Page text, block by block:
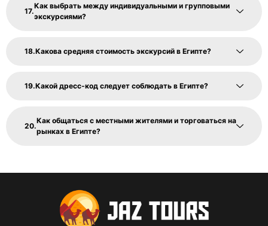
Как выбрать между индивидуальными и групповыми
экскурсиями?
Какова средняя стоимость экскурсий в Египте?
Какой дресс-код следует соблюдать в Египте?
Как общаться с местными жителями и торговаться на
рынках в Египте?